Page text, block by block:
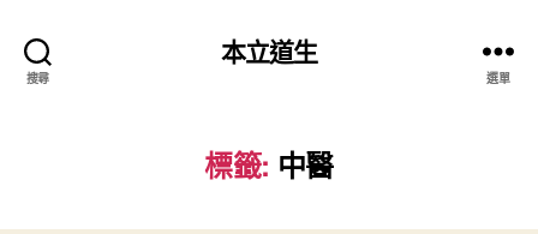
搜尋
本立道生
選單
標籤: 中醫